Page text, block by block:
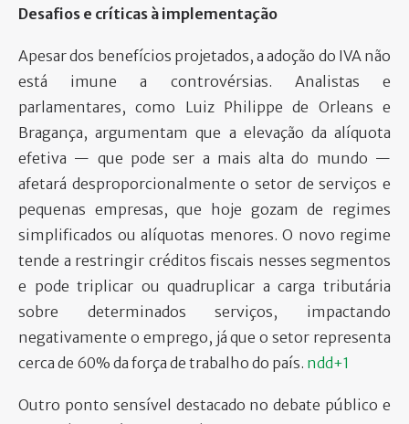
Desafios e críticas à implementação
Apesar dos benefícios projetados, a adoção do IVA não
está imune a controvérsias. Analistas e
parlamentares, como Luiz Philippe de Orleans e
Bragança, argumentam que a elevação da alíquota
efetiva — que pode ser a mais alta do mundo —
afetará desproporcionalmente o setor de serviços e
pequenas empresas, que hoje gozam de regimes
simplificados ou alíquotas menores. O novo regime
tende a restringir créditos fiscais nesses segmentos
e pode triplicar ou quadruplicar a carga tributária
sobre determinados serviços, impactando
negativamente o emprego, já que o setor representa
cerca de 60% da força de trabalho do país. ndd+1
Outro ponto sensível destacado no debate público e